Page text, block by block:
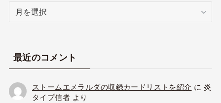
ブ
最近のコメント
ストームエメラルダの収録カードリストを紹介 に 炎
タイプ信者 より